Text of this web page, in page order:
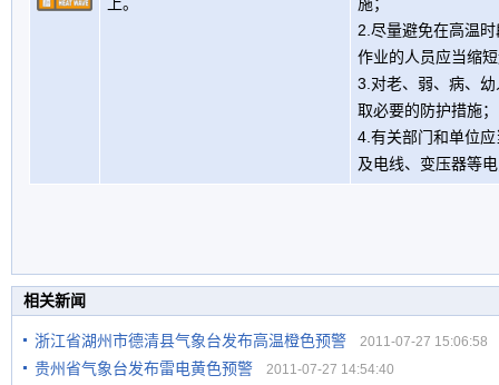
2.尽量避免在高温
作业的人员应当缩
3.对老、弱、病、
取必要的防护措施；
4.有关部门和单位
及电线、变压器等
相关新闻
浙江省湖州市德清县气象台发布高温橙色预警 2011-07-27 15:06:58
贵州省气象台发布雷电黄色预警 2011-07-27 14:54:40